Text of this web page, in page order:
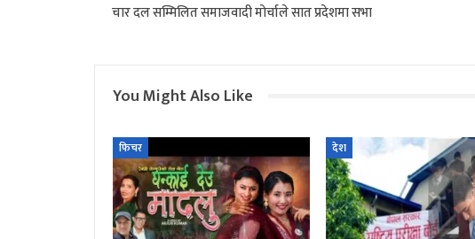
चार दल सम्मिलित समाजवादी मोर्चाले सात प्रदेशमा सभा
You Might Also Like
फिचर देश